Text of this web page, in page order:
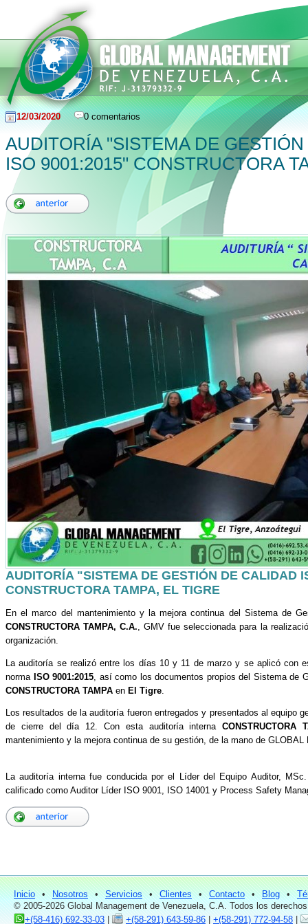
12/03/2020 0 comentarios
AUDITORÍA "SISTEMA DE
ISO 9001:2015" CONSTRUCTORA
AUDITORÍA "SISTEMA DE GESTIÓN DE CALIDAD
CONSTRUCTORA TAMPA, EL TIGRE
En el marco del mantenimiento y la mejora continua del Sistema de
CONSTRUCTORA TAMPA, C.A. , GMV fue seleccionada para la
organización.
La auditoría se realizó entre los días 10 y 11 de marzo y se aplicó con
norma ISO 9001:2015 , así como los documentos propios del Sistema de
CONSTRUCTORA TAMPA en El Tigre
Los resultados de la auditoría fueron entregados y presentados al equipo
de cierre del día 12. Con esta auditoría internaCONSTRUCTORA
mantenimiento y la mejora continua de su gestión, de la mano de
La auditoría interna fue conducida por el Líder del Equipo Auditor,
calificado como Auditor Líder ISO 9001, ISO 14001 y Process Safety
Inicio • Nosotros • Servicios • Clientes • Contacto • Blog •
© 2005-2026 Global Management de Venezuela, C.A. Todos los
+(58-416) 692-33-03
+(58-291) 643-59-86 +(58-291) 772-94-58